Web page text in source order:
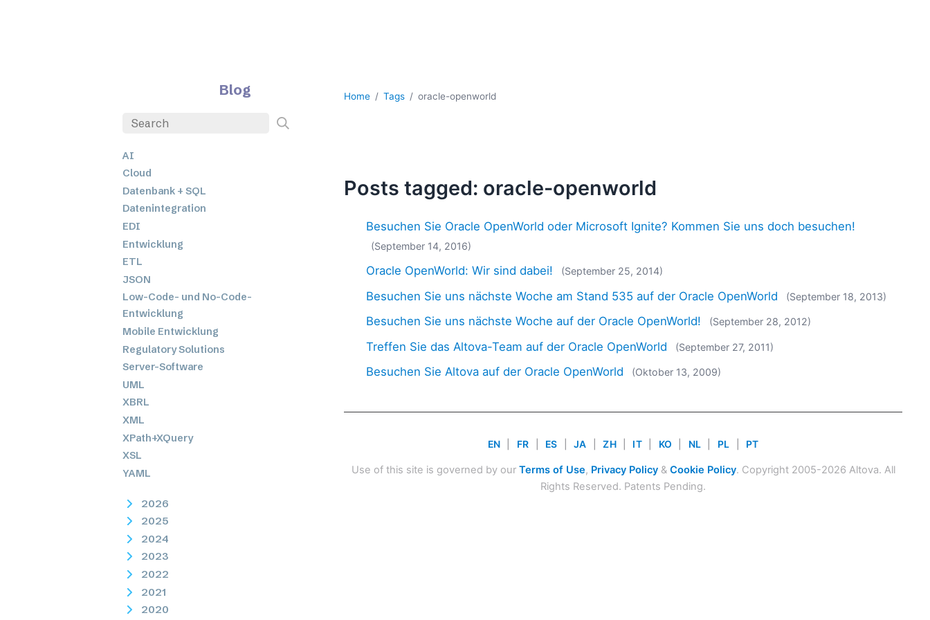
Blog
AI
Cloud
Datenbank + SQL
Datenintegration
EDI
Entwicklung
ETL
JSON
Low-Code- und No-Code-
Entwicklung
Mobile Entwicklung
Regulatory Solutions
Server-Software
UML
XBRL
XML
XPath+XQuery
XSL
YAML
2026
2025
2024
2023
2022
2021
2020
Home Tags oracle-openworld
Posts tagged: oracle-openworld
Besuchen Sie Oracle OpenWorld oder Microsoft Ignite? Kommen Sie uns doch besuchen!
(September 14, 2016)
Oracle OpenWorld: Wir sind dabei! (September 25, 2014)
Besuchen Sie uns nächste Woche am Stand 535 auf der Oracle OpenWorld (September 18, 2013)
Besuchen Sie uns nächste Woche auf der Oracle OpenWorld! (September 28, 2012)
Treffen Sie das Altova-Team auf der Oracle OpenWorld (September 27, 2011)
Besuchen Sie Altova auf der Oracle OpenWorld (Oktober 13, 2009)
EN FR ES JA ZH IT KO NL PL PT
Use of this site is governed by our Terms of Use, Privacy Policy& Cookie Policy. Copyright 2005-2026 Altova. All
Rights Reserved. Patents Pending.